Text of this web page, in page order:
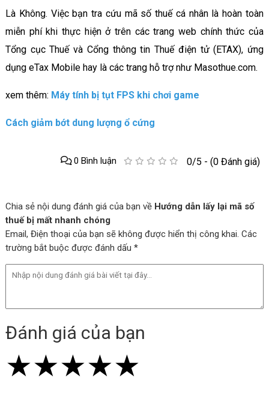
Là Không. Việc bạn tra cứu mã số thuế cá nhân là hoàn toàn
miễn phí khi thực hiện ở trên các trang web chính thức của
Tổng cục Thuế và Cổng thông tin Thuế điện tử (ETAX), ứng
dụng eTax Mobile hay là các trang hỗ trợ như Masothue.com.
xem thêm: Máy tính bị tụt FPS khi chơi game
Cách giảm bớt dung lượng ổ cứng
0/5 - (0 Đánh giá)
0 Bình luận
Chia sẻ nội dung đánh giá của bạn về Hướng dẫn lấy lại mã số
thuế bị mất nhanh chóng
Email, Điện thoại của bạn sẽ không được hiển thị công khai. Các
trường bắt buộc được đánh dấu *
Đánh giá của bạn
★
★★
★★★
★★★★
★★★★★